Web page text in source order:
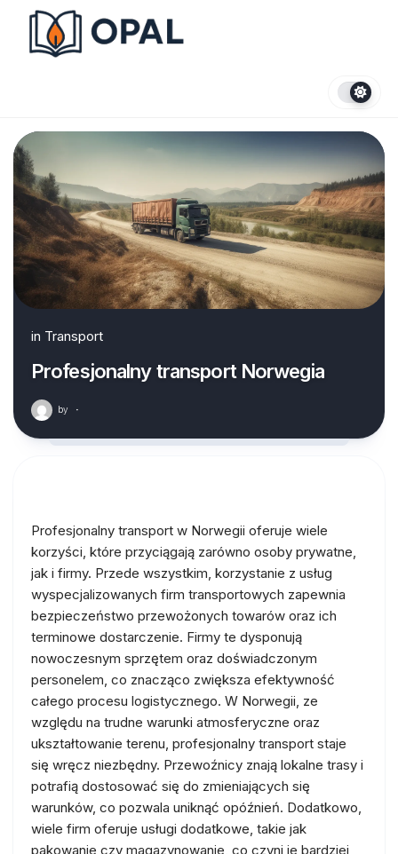
content
in Transport
Profesjonalny transport Norwegia
by ·
Profesjonalny transport w Norwegii oferuje wiele
korzyści, które przyciągają zarówno osoby prywatne,
jak i firmy. Przede wszystkim, korzystanie z usług
wyspecjalizowanych firm transportowych zapewnia
bezpieczeństwo przewożonych towarów oraz ich
terminowe dostarczenie. Firmy te dysponują
nowoczesnym sprzętem oraz doświadczonym
personelem, co znacząco zwiększa efektywność
całego procesu logistycznego. W Norwegii, ze
względu na trudne warunki atmosferyczne oraz
ukształtowanie terenu, profesjonalny transport staje
się wręcz niezbędny. Przewoźnicy znają lokalne trasy i
potrafią dostosować się do zmieniających się
warunków, co pozwala uniknąć opóźnień. Dodatkowo,
wiele firm oferuje usługi dodatkowe, takie jak
pakowanie czy magazynowanie, co czyni je bardziej